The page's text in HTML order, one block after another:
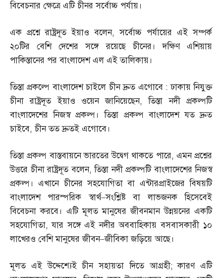
বিবেচনার ক্ষেত্রে এটি চীনর সর্বোচ্চ পর্যায়।
এক প্রশ্নে রাষ্ট্রদূত ইয়াও বলেন,সর্বোচ্চ পর্যায়ের এই সম্পর্ক
২০টির বেশি দেশের সঙ্গে রয়েছে চীনের। দক্ষিণ এশিয়ায়
পাকিস্তানের পর বাংলাদেশ এল এই তালিকায়।
তিস্তা প্রকল্পে বাংলাদেশ চাইলে চীন দ্রুত এগোবে :ঢাকায় নিযুক্ত
চীনা রাষ্ট্রদূত ইয়াও ওয়েন জানিয়েছেন,তিস্তা নদী প্রকল্পটি
বাংলাদেশের নিজস্ব প্রকল্প। তিস্তা প্রকল্প বাংলাদেশ যত দ্রুত
চাইবে,চীন তত দ্রুতই এগোবে।
তিস্তা প্রকল্প বাস্তবায়নে ভারতের উদ্বেগ থাকতে পারে, এমন প্রশ্নের
উত্তরে চীনা রাষ্ট্রদূত বলেন,তিস্তা নদী প্রকল্পটি বাংলাদেশের নিজস্ব
প্রকল্প। এখানে চীনের সহযোগিতা বা এন্টারপ্রাইজের বিষয়টি
বাংলাদেশ পারস্পরিক স্বার্থ–সংশ্লিষ্ট বা লাভজনক হিসেবেই
বিবেচনা করবে। এটি মূলত মানুষের জীবনমান উন্নয়নের একটি
সহযোগিতা,যার সঙ্গে এই নদীর অববাহিকায় বসবাসকারী ১০
লাখেরও বেশি মানুষের জীবন–জীবিকা জড়িয়ে আছে।
মূলত এই উদ্দেশ্যেই চীন সহায়তা দিতে আগ্রহী;কারণ এটি